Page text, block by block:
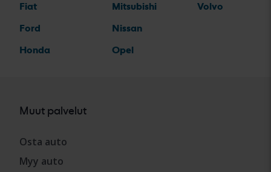
Fiat
Ford
Honda
Mitsubishi
Nissan
Opel
Volvo
Muut palvelut
Osta auto
Myy auto